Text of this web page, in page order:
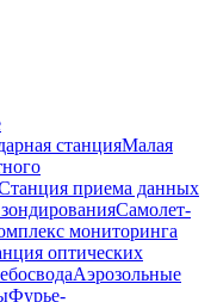
станцияМалая
приема данных
Самолет-
мониторинга
оптических
Аэрозольные
Фурье-